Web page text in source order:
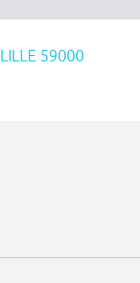
LILLE 59000